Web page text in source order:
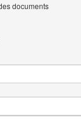
documents